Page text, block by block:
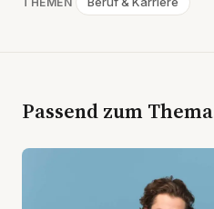
Passend zum Thema